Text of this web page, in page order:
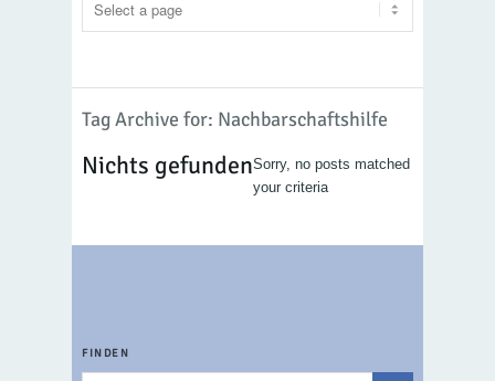
Tag Archive for: Nachbarschaftshilfe
Nichts gefundenSorry, no posts matched
your criteria
FINDEN